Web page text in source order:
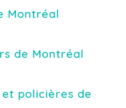
Montréal
de Montréal
policières de